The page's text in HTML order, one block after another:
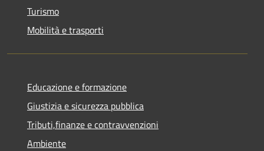
Turismo
Mobilità e trasporti
Educazione e formazione
Giustizia e sicurezza pubblica
Tributi,finanze e contravvenzioni
Ambiente